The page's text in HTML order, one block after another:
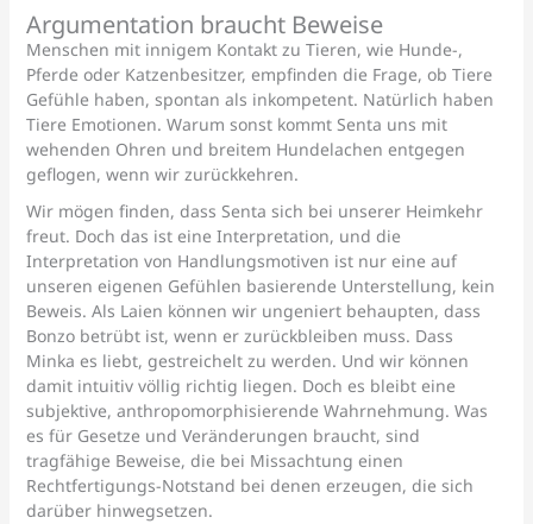
Argumentation braucht Beweise
Menschen mit innigem Kontakt zu Tieren, wie Hunde-,
Pferde oder Katzenbesitzer, empfinden die Frage, ob Tiere
Gefühle haben, spontan als inkompetent. Natürlich haben
Tiere Emotionen. Warum sonst kommt Senta uns mit
wehenden Ohren und breitem Hundelachen entgegen
geflogen, wenn wir zurückkehren.
Wir mögen finden, dass Senta sich bei unserer Heimkehr
freut. Doch das ist eine Interpretation, und die
Interpretation von Handlungsmotiven ist nur eine auf
unseren eigenen Gefühlen basierende Unterstellung, kein
Beweis. Als Laien können wir ungeniert behaupten, dass
Bonzo betrübt ist, wenn er zurückbleiben muss. Dass
Minka es liebt, gestreichelt zu werden. Und wir können
damit intuitiv völlig richtig liegen. Doch es bleibt eine
subjektive, anthropomorphisierende Wahrnehmung. Was
es für Gesetze und Veränderungen braucht, sind
tragfähige Beweise, die bei Missachtung einen
Rechtfertigungs-Notstand bei denen erzeugen, die sich
darüber hinwegsetzen.